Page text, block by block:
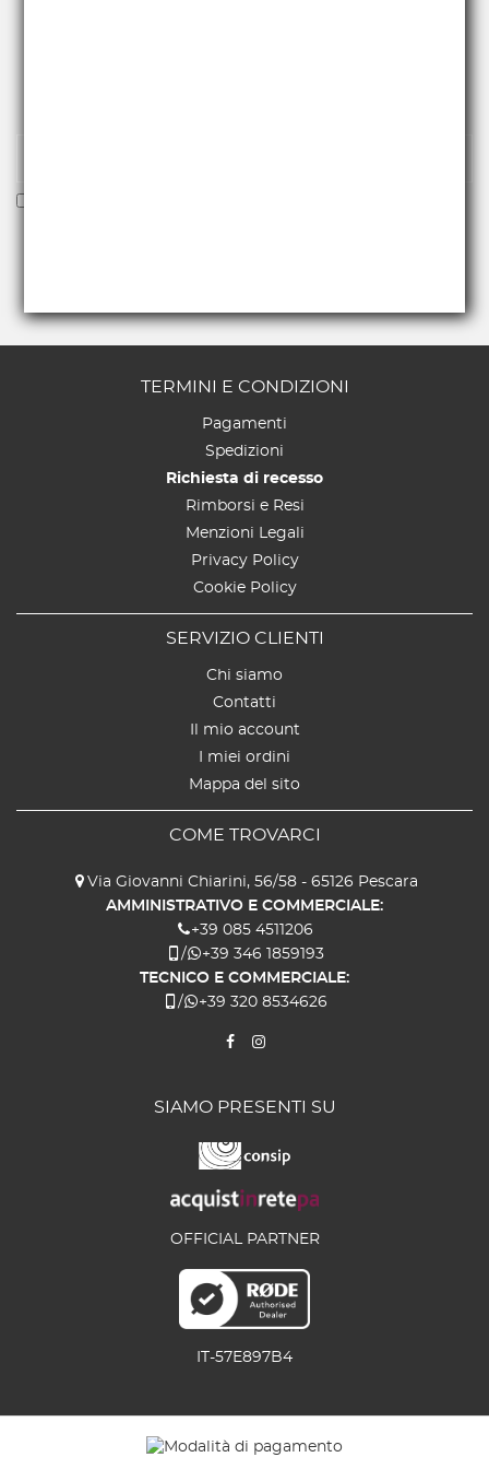
TERMINI E CONDIZIONI
Pagamenti
Spedizioni
Richiesta di recesso
Rimborsi e Resi
Menzioni Legali
Privacy Policy
Cookie Policy
SERVIZIO CLIENTI
Chi siamo
Contatti
Il mio account
I miei ordini
Mappa del sito
COME TROVARCI
Via Giovanni Chiarini, 56/58 - 65126 Pescara
AMMINISTRATIVO E COMMERCIALE:
+39 085 4511206
/
+39 346 1859193
TECNICO E COMMERCIALE:
/
+39 320 8534626
SIAMO PRESENTI SU
OFFICIAL PARTNER
IT-57E897B4